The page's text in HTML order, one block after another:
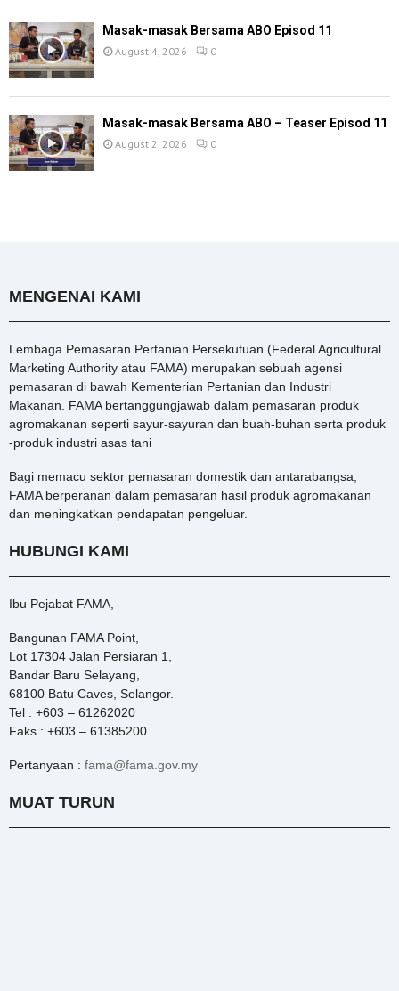
Masak-masak Bersama ABO Episod 11
August 4, 2026 0
Masak-masak Bersama ABO – Teaser Episod 11
August 2, 2026 0
MENGENAI KAMI
Lembaga Pemasaran Pertanian Persekutuan (Federal Agricultural
Marketing Authority atau FAMA) merupakan sebuah agensi
pemasaran di bawah Kementerian Pertanian dan Industri
Makanan. FAMA bertanggungjawab dalam pemasaran produk
agromakanan seperti sayur-sayuran dan buah-buhan serta produk
-produk industri asas tani
Bagi memacu sektor pemasaran domestik dan antarabangsa,
FAMA berperanan dalam pemasaran hasil produk agromakanan
dan meningkatkan pendapatan pengeluar.
HUBUNGI KAMI
Ibu Pejabat FAMA,
Bangunan FAMA Point,
Lot 17304 Jalan Persiaran 1,
Bandar Baru Selayang,
68100 Batu Caves, Selangor.
Tel : +603 – 61262020
Faks : +603 – 61385200
Pertanyaan : fama@fama.gov.my
MUAT TURUN